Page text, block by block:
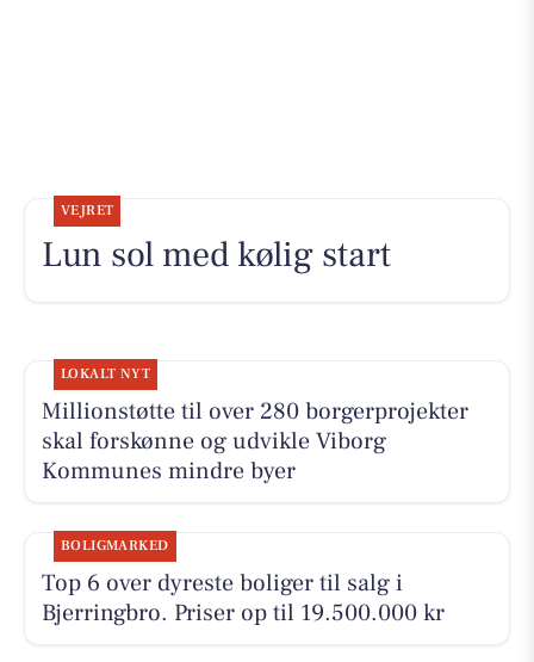
VEJRET
Lun sol med kølig start
LOKALT NYT
Millionstøtte til over 280 borgerprojekter
skal forskønne og udvikle Viborg
Kommunes mindre byer
BOLIGMARKED
Top 6 over dyreste boliger til salg i
Bjerringbro. Priser op til 19.500.000 kr